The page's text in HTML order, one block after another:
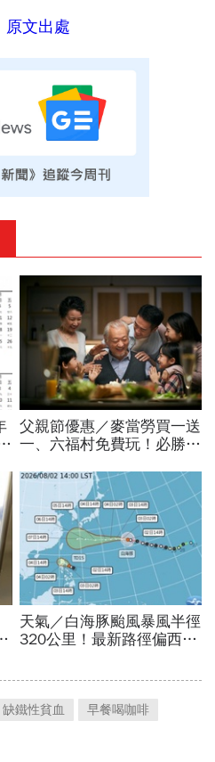
原文出處
缺鐵性貧血 早餐喝咖啡